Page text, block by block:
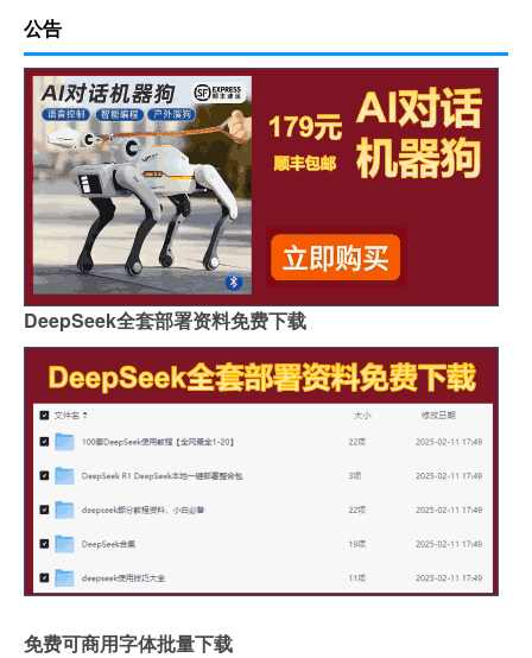
公告
DeepSeek全套部署资料免费下载
免费可商用字体批量下载